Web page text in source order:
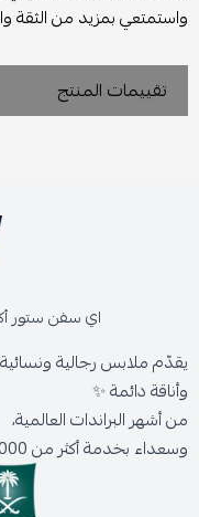
واستمتعي بمزيد من الثقة
تقييمات المنتج
اي سفن ستور
يقدّم ملابس رجالية
وأناقة دائمة ✨
من أشهر البراندات العالمية،
وسعداء بخدمة أكثر من 300,000 عميل حول المملكة.